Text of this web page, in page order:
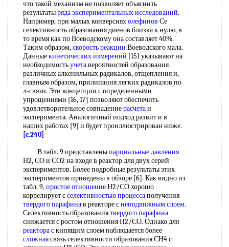
что такой механизм не позволяет объяснить
результатырядаэкспериментальных исследований.
Например, при малых конверсияхолефинов Се
селективность образования диенов близка к нулю, в
то время как по Воеводскому она составляет 40%.
Таким образом,скорость реакции Воеводского мала.
Данныекинетических измерений [151 указывают на
необходимостьучетавероятностей образования
различных алкенильных радикалов, отщепления и,
главным образом, прилипания легких радикалов по
л-связи. Эти концепции с определенными
упрощениями [16, 17] позволяют обеспечить
удовлетворительное совпадениерасчетаи
эксперимента. Аналогичный подход развит и в
наших работах [9] и будет проиллюстрирован ниже.
[c.240]
В табл. 9 представленыпарциальные давления
Н2, СО и СО2 на входе в реактор для двух серий
экспериментов. Более подробные результаты этих
экспериментов приведены в обзоре [6]. Как видно из
табл. 9,простое отношениеН2/СО хорошо
коррелирует сселективностью процессаполучения
твердого парафинав реакторе снеподвижным слоем.
Селективность образованиятвердого парафина
снижается с ростом отношения Н2/СО. Однако для
реакторас кипящим слоем наблюдается более
сложнаясвязь селективности образования СН4 с